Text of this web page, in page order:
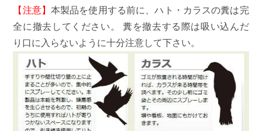
【注意】 本製品を使用する前に、ハト・カラスの糞は完
全に撤去してください。 糞を撤去する際は吸い込んだ
り口に入らないように十分注意して下さい。